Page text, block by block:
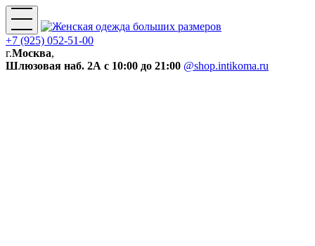
+7 (925) 052-51-00
г.Москва,
Шлюзовая наб. 2А с 10:00 до 21:00 @shop.intikoma.ru